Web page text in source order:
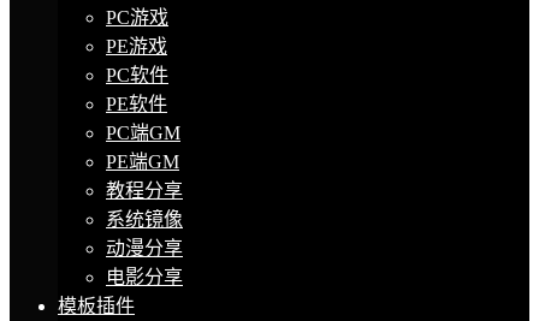
PC游戏
PE游戏
PC软件
PE软件
PC端GM
PE端GM
教程分享
系统镜像
动漫分享
电影分享
模板插件